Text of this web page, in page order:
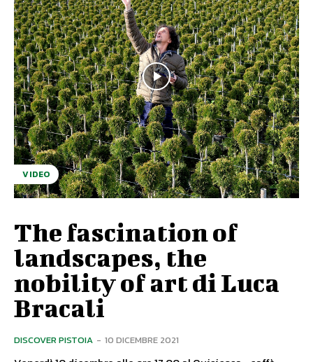
VIDEO
The fascination of
landscapes, the
nobility of art di Luca
Bracali
DISCOVER PISTOIA - 10 DICEMBRE 2021